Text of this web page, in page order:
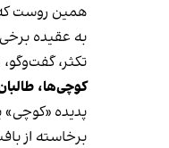
همین روست
به عقیده
تکثر،
کوچی‌ها،
پدیده‌